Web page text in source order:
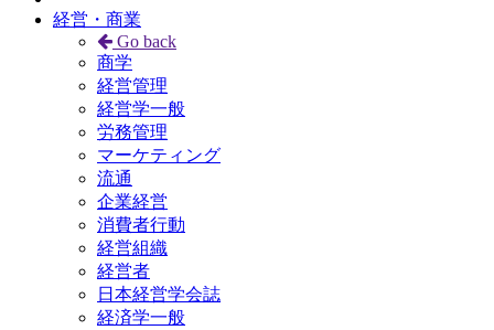
経営・商業
Go back
商学
経営管理
経営学一般
労務管理
マーケティング
流通
企業経営
消費者行動
経営組織
経営者
日本経営学会誌
経済学一般